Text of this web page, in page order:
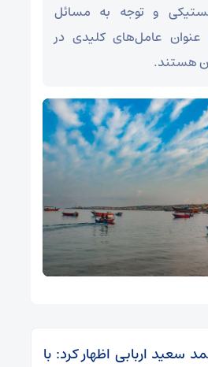
و توجه به مسائل
عامل‌های کلیدی در
هستند.
سعید اربابی اظهار کرد: با